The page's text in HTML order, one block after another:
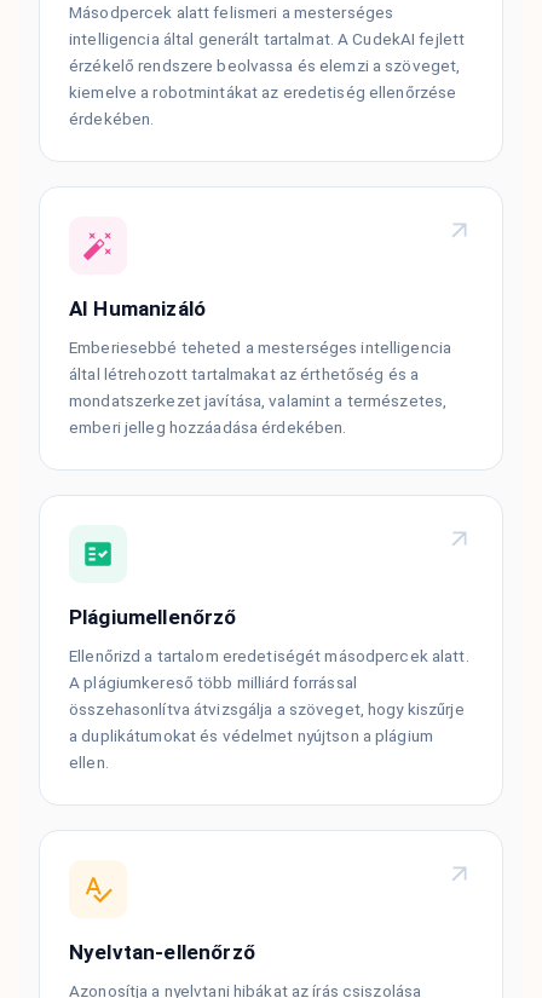
Másodpercek alatt felismeri a mesterséges
intelligencia által generált tartalmat. A CudekAI fejlett
érzékelő rendszere beolvassa és elemzi a szöveget,
kiemelve a robotmintákat az eredetiség ellenőrzése
érdekében.
AI Humanizáló
Emberiesebbé teheted a mesterséges intelligencia
által létrehozott tartalmakat az érthetőség és a
mondatszerkezet javítása, valamint a természetes,
emberi jelleg hozzáadása érdekében.
Plágiumellenőrző
Ellenőrizd a tartalom eredetiségét másodpercek alatt.
A plágiumkereső több milliárd forrással
összehasonlítva átvizsgálja a szöveget, hogy kiszűrje
a duplikátumokat és védelmet nyújtson a plágium
ellen.
Nyelvtan-ellenőrző
Azonosítja a nyelvtani hibákat az írás csiszolása